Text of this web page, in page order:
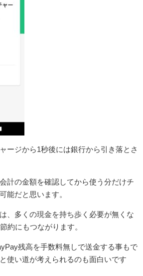
ージから1秒後には銀行から引き落とさ
計の金額を確認してから使う分だけチ
能だと思います。
、多くの現金を持ち歩く必要が無くな
約にもつながります。
残高を手数料無しで送金する事もで
使い道が考えられるのも面白いです